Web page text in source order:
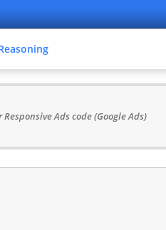
Responsive Ads code (Google Ads)